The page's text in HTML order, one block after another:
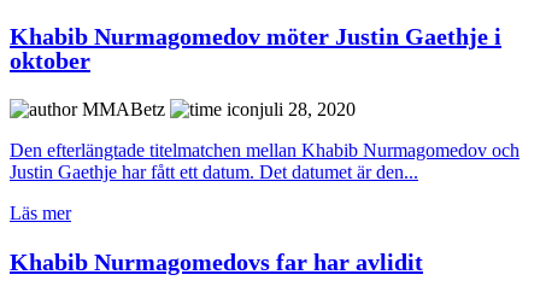
Khabib Nurmagomedov möter Justin Gaethje i
oktober
MMABetz
juli 28, 2020
Den efterlängtade titelmatchen mellan Khabib Nurmagomedov och
Justin Gaethje har fått ett datum. Det datumet är den...
Läs mer
Khabib Nurmagomedovs far har avlidit